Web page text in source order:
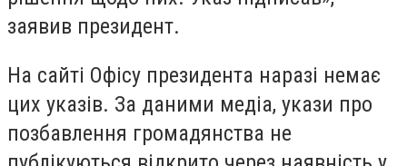
заявив президент.
На сайті Офісу президента наразі немає
цих указів. За даними медіа, укази про
позбавлення громадянства не